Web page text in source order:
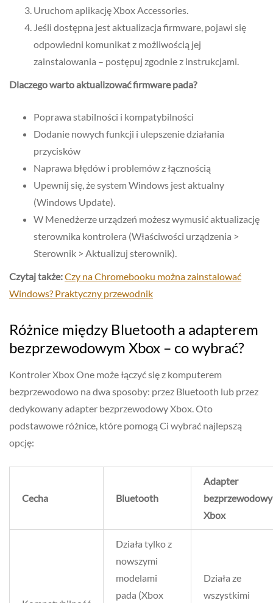
Uruchom aplikację Xbox Accessories.
Jeśli dostępna jest aktualizacja firmware, pojawi się
odpowiedni komunikat z możliwością jej
zainstalowania – postępuj zgodnie z instrukcjami.
Dlaczego warto aktualizować firmware pada?
Poprawa stabilności i kompatybilności
Dodanie nowych funkcji i ulepszenie działania
przycisków
Naprawa błędów i problemów z łącznością
Upewnij się, że system Windows jest aktualny
(Windows Update).
W Menedżerze urządzeń możesz wymusić aktualizację
sterownika kontrolera (Właściwości urządzenia >
Sterownik > Aktualizuj sterownik).
Czytaj także:Czy na Chromebooku można zainstalować
Windows? Praktyczny przewodnik
Różnice między Bluetooth a adapterem
bezprzewodowym Xbox – co wybrać?
Kontroler Xbox One może łączyć się z komputerem
bezprzewodowo na dwa sposoby: przez Bluetooth lub przez
dedykowany adapter bezprzewodowy Xbox. Oto
podstawowe różnice, które pomogą Ci wybrać najlepszą
opcję:
Cecha Bluetooth
Adapter
bezprzewodowy
Xbox
Działa tylko z
nowszymi
modelami
pada (Xbox
Działa ze
wszystkimi